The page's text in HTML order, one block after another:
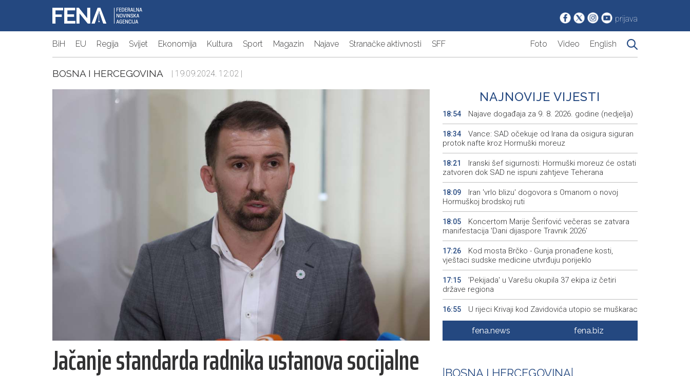
prijava
BiH EU Regija Svijet Ekonomija Kultura Sport Magazin Najave Stranačke aktivnosti SFF Foto Video English
BOSNA I HERCEGOVINA | 19.09.2024. 12:02 |
Jačanje standarda radnika ustanova socijalne
NAJNOVIJE VIJESTI
18:54 Najave događaja za 9. 8. 2026. godine (nedjelja)
18:34
Vance: SAD očekuje od Irana da osigura siguran
protok nafte kroz Hormuški moreuz
18:21
Iranski šef sigurnosti: Hormuški moreuz će ostati
zatvoren dok SAD ne ispuni zahtjeve Teherana
18:09
Iran 'vrlo blizu' dogovora s Omanom o novoj
Hormuškoj brodskoj ruti
18:05
Koncertom Marije Šerifović večeras se zatvara
manifestacija 'Dani dijaspore Travnik 2026'
17:26
Kod mosta Brčko - Gunja pronađene kosti,
vještaci sudske medicine utvrđuju porijeklo
17:15
'Pekijada' u Varešu okupila 37 ekipa iz četiri
države regiona
16:55 U rijeci Krivaji kod Zavidovića utopio se muškarac
Otvorena džamija u Milatkovićima kod Čajniča
fena.news fena.biz
BOSNA I HERCEGOVINA